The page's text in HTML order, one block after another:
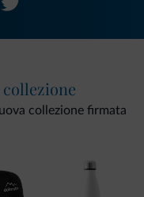
collezione firmata